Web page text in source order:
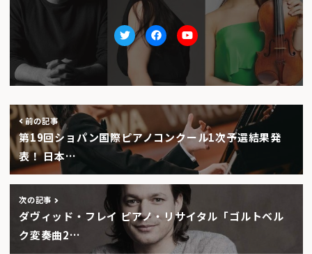
TwitterfacebookYoutube
前の記事
第19回ショパン国際ピアノコンクール1次予選結果発
表！ 日本…
次の記事
ダヴィッド・フレイ ピアノ・リサイタル「ゴルトベル
ク変奏曲2…